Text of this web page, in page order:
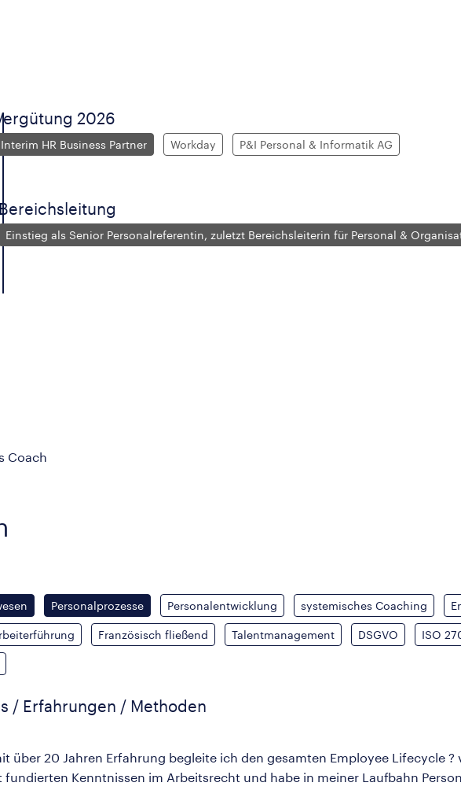
2026
Interim HR Business Partner Workday P&I Personal & Informatik AG
Bereichsleitung
Einstieg als Senior Personalreferentin, zuletzt Bereichsleiterin für Personal &
Coach
Personalprozesse Personalentwicklung systemisches Coaching
Französisch fließend Talentmanagement DSGVO ISO
/ Erfahrungen / Methoden
über 20 Jahren Erfahrung begleite ich den gesamten Employee Lifecycle
Kenntnissen im Arbeitsrecht und habe in meiner Laufbahn